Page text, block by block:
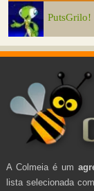
PutsGrilo!
A Colmeia é um
lista selecionada